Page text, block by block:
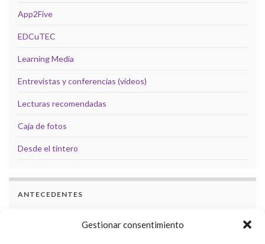
Gestionar consentimiento
App2Five
EDCuTEC
Learning Media
Entrevistas y conferencias (videos)
Lecturas recomendadas
Caja de fotos
Desde el tintero
ANTECEDENTES